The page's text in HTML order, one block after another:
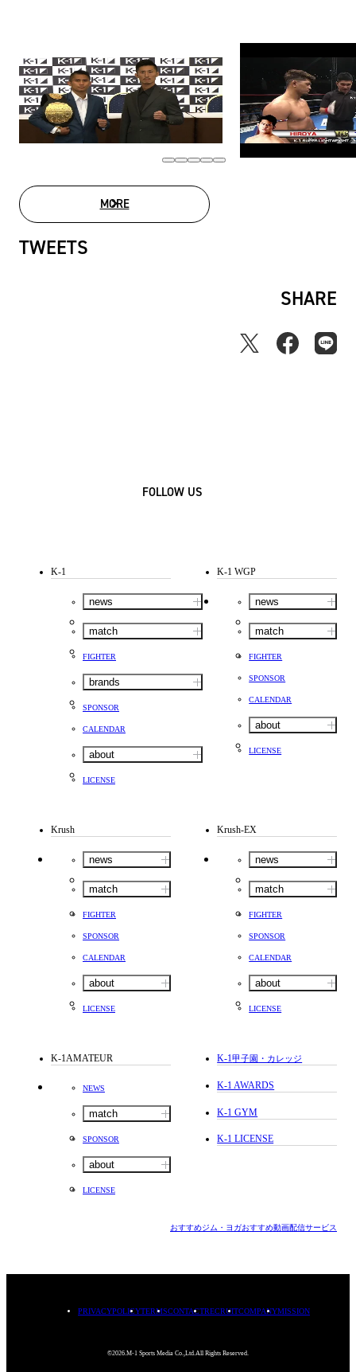
MOREMOVIE LIST
TWEETS
SHARE
FOLLOW US
K-1
news
match
FIGHTER
brands
SPONSOR
CALENDAR
about
LICENSE
K-1 WGP
news
match
FIGHTER
SPONSOR
CALENDAR
about
LICENSE
Krush
news
match
FIGHTER
SPONSOR
CALENDAR
about
LICENSE
Krush-EX
news
match
FIGHTER
SPONSOR
CALENDAR
about
LICENSE
K-1AMATEUR
NEWS
match
SPONSOR
about
LICENSE
K-1甲子園・カレッジ
K-1 AWARDS
K-1 GYM
K-1 LICENSE
おすすめジム・ヨガおすすめ動画配信サービス
PRIVACYPOLICYTERMSCONTACTRECRUITCOMPANYMISSION
©2026.M-1 Sports Media Co.,Ltd.All Rights Reserved.